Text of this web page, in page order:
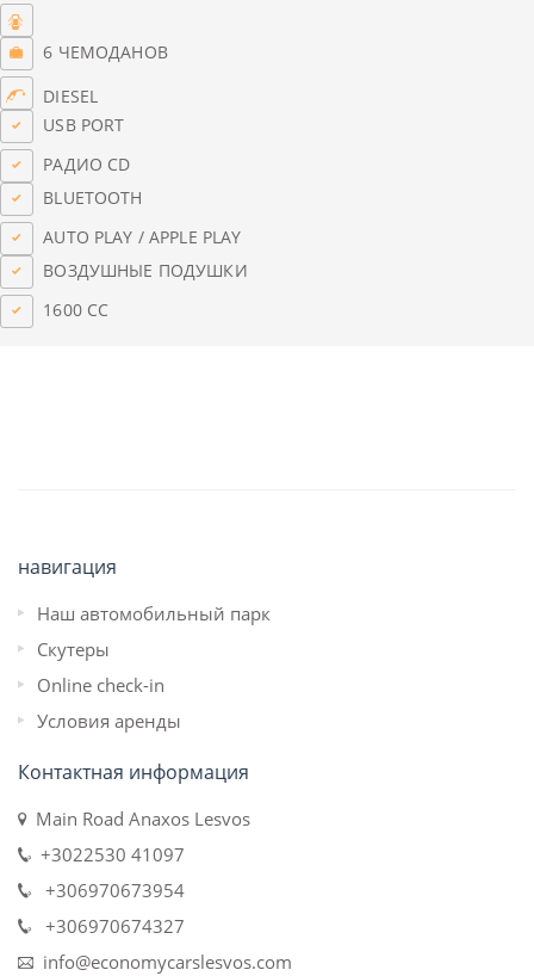
6 ЧЕМОДАНОВ
DIESEL
USB PORT
РАДИО CD
BLUETOOTH
AUTO PLAY / APPLE PLAY
ВОЗДУШНЫЕ ПОДУШКИ
1600 CC
навигация
Наш автомобильный парк
Скутеры
Online check-in
Условия аренды
Контактная информация
Main Road Anaxos Lesvos
+3022530 41097
+306970673954
+306970674327
info@economycarslesvos.com